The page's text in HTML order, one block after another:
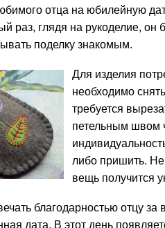
отца на юбилейную
раз, глядя на рукоделие, он
поделку знакомым.
Для изделия
необходимо
требуется
петельным швом
либо пришить. Не
вещь получится
благодарностью отцу
дата. В этот день